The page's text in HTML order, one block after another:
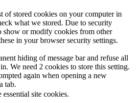
of stored cookies on your computer in
what we stored. Due to security
show or modify cookies from other
in your browser security settings.
hiding of message bar and refuse all
We need 2 cookies to store this setting.
again when opening a new
tab.
site cookies.